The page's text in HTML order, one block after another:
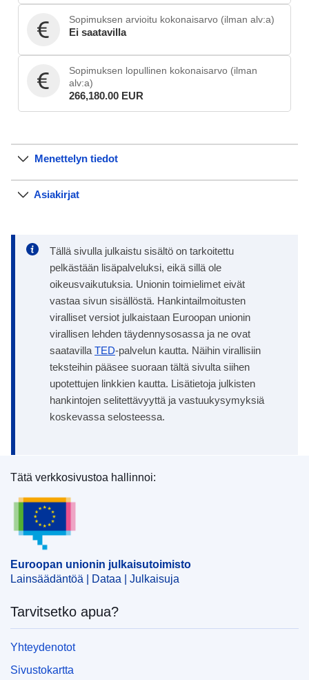
Sopimuksen arvioitu kokonaisarvo (ilman alv:a)
Ei saatavilla
Sopimuksen lopullinen kokonaisarvo (ilman
alv:a)
266,180.00 EUR
Menettelyn tiedot
Asiakirjat
Tällä sivulla julkaistu sisältö on tarkoitettu
pelkästään lisäpalveluksi, eikä sillä ole
oikeusvaikutuksia. Unionin toimielimet eivät
vastaa sivun sisällöstä. Hankintailmoitusten
viralliset versiot julkaistaan Euroopan unionin
virallisen lehden täydennysosassa ja ne ovat
saatavilla TED-palvelun kautta. Näihin virallisiin
teksteihin pääsee suoraan tältä sivulta siihen
upotettujen linkkien kautta. Lisätietoja julkisten
hankintojen selitettävyyttä ja vastuukysymyksiä
koskevassa selosteessa.
Euroopan unionin julkaisutoimisto
Tätä verkkosivustoa hallinnoi:
Euroopan unionin julkaisutoimisto
Lainsäädäntöä | Dataa | Julkaisuja
Tarvitsetko apua?
Yhteydenotot
Sivustokartta